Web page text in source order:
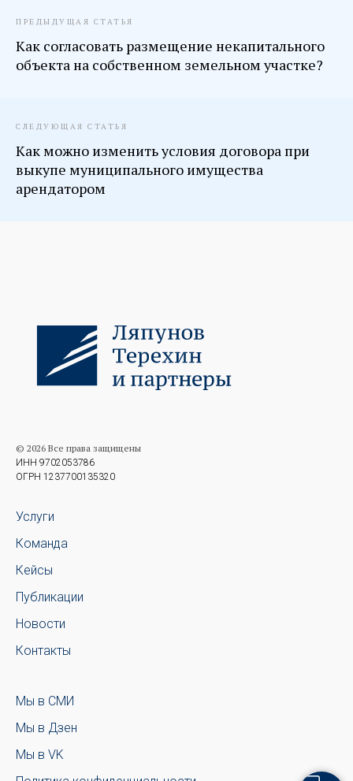
ПРЕДЫДУЩАЯ СТАТЬЯ
Как согласовать размещение некапитального
объекта на собственном земельном участке?
СЛЕДУЮЩАЯ СТАТЬЯ
Как можно изменить условия договора при
выкупе муниципального имущества
арендатором
© 2026 Все права защищены
ИНН 9702053786
ОГРН 1237700135320
Услуги
Команда
Кейсы
Публикации
Новости
Контакты
Мы в СМИ
Мы в Дзен
Мы в VK